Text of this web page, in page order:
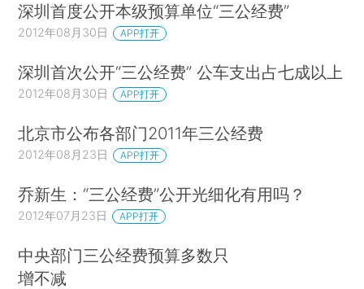
深圳首度公开本级预算单位“三公经费”
2012年08月30日 APP打开
深圳首次公开“三公经费” 公车支出占七成以上
2012年08月30日 APP打开
北京市公布各部门2011年三公经费
2012年08月23日 APP打开
乔新生：“三公经费”公开光细化有用吗？
2012年07月23日 APP打开
中央部门三公经费预算多数只
增不减